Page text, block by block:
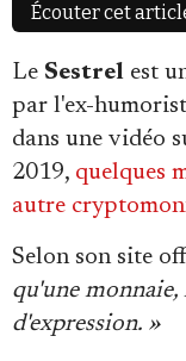
Écouter cet
Le Sestrel est
par l'ex-
dans une vidéo
2019, quelques
autre
Selon son site
qu'une
d'expression. »